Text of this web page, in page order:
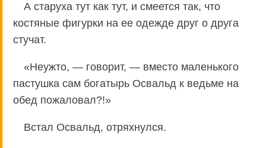
А старуха тут как тут, и смеется так, что
костяные фигурки на ее одежде друг о друга
стучат.
«Неужто, — говорит, — вместо маленького
пастушка сам богатырь Освальд к ведьме на
обед пожаловал?!»
Встал Освальд, отряхнулся.